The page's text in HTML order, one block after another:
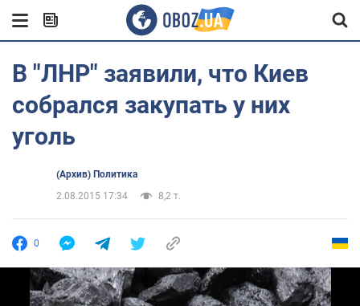
В "ЛНР" заявили, что Киев
собрался закупать у них
уголь
(Архив) Политика
2.08.2015 17:34
8,2 т.
0